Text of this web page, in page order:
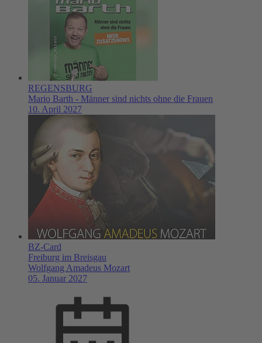
REGENSBURG
Mario Barth - Männer sind nichts ohne die Frauen
10. April 2027
BZ-Card
Freiburg im Breisgau
Wolfgang Amadeus Mozart
05. Januar 2027